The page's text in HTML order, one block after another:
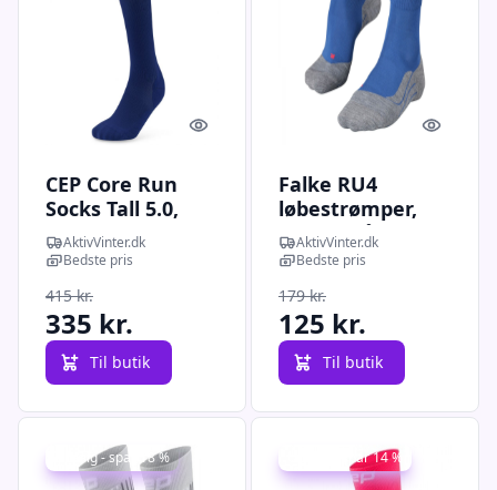
Quick look
CEP Core Run
Socks Tall 5.0,
løbestrømper,
herre, mørkeblå
AktivVinter.dk
Bedste pris
415 kr.
335 kr.
Til butik
Quick
Falke RU4
løbestrømper,
herre, blå
AktivVinter.dk
Bedste pris
179 kr.
125 kr.
Til butik
Udsalg - spar 18 % Udsalg - spar 14 %